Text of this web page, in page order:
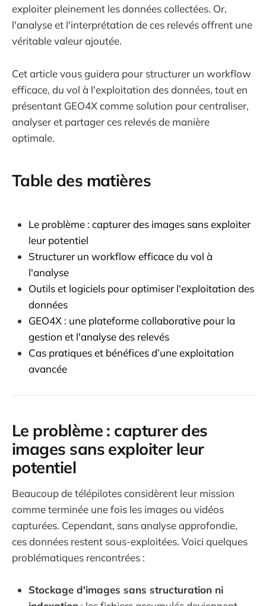
exploiter pleinement les données collectées. Or,
l'analyse et l'interprétation de ces relevés offrent une
véritable valeur ajoutée.
Cet article vous guidera pour structurer un workflow
efficace, du vol à l'exploitation des données, tout en
présentant GEO4X comme solution pour centraliser,
analyser et partager ces relevés de manière
optimale.
Table des matières
Le problème : capturer des images sans exploiter
leur potentiel
Structurer un workflow efficace du vol à
l'analyse
Outils et logiciels pour optimiser l'exploitation des
données
GEO4X : une plateforme collaborative pour la
gestion et l'analyse des relevés
Cas pratiques et bénéfices d’une exploitation
avancée
Le problème : capturer des
images sans exploiter leur
potentiel
Beaucoup de télépilotes considèrent leur mission
comme terminée une fois les images ou vidéos
capturées. Cependant, sans analyse approfondie,
ces données restent sous-exploitées. Voici quelques
problématiques rencontrées :
Stockage d'images sans structuration ni